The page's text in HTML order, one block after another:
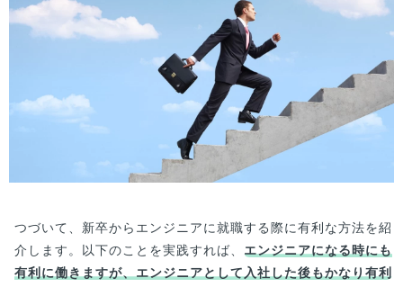
つづいて、新卒からエンジニアに就職する際に有利な方法を紹
介します。以下のことを実践すれば、 エンジニアになる時にも
有利に働きますが、エンジニアとして入社した後もかなり有利